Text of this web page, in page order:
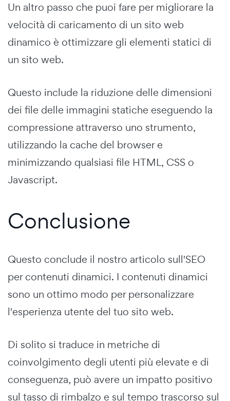
Un altro passo che puoi fare per migliorare la
velocità di caricamento di un sito web
dinamico è ottimizzare gli elementi statici di
un sito web.
Questo include la riduzione delle dimensioni
dei file delle immagini statiche eseguendo la
compressione attraverso uno strumento,
utilizzando la cache del browser e
minimizzando qualsiasi file HTML, CSS o
Javascript.
Conclusione
Questo conclude il nostro articolo sull'SEO
per contenuti dinamici. I contenuti dinamici
sono un ottimo modo per personalizzare
l'esperienza utente del tuo sito web.
Di solito si traduce in metriche di
coinvolgimento degli utenti più elevate e di
conseguenza, può avere un impatto positivo
sul tasso di rimbalzo e sul tempo trascorso sul